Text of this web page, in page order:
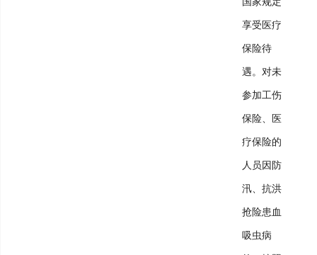
享受医疗
保险待
遇。对未
参加工伤
保险、医
疗保险的
人员因防
汛、抗洪
抢险患血
吸虫病